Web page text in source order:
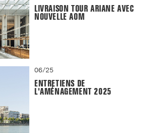
LIVRAISON TOUR ARIANE AVEC
NOUVELLE AOM
06/25
ENTRETIENS DE
L'AMÉNAGEMENT 2025